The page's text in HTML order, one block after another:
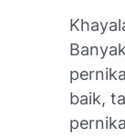
baik,